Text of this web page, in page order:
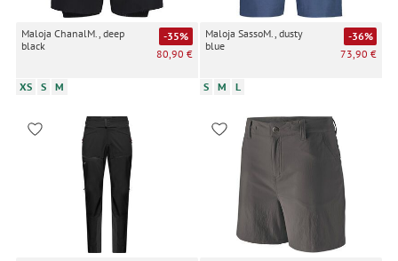
Maloja ChanalM., deep
black
-35%
80,90 €
XS S M
Maloja SassoM., dusty
blue
-36%
73,90 €
S M L